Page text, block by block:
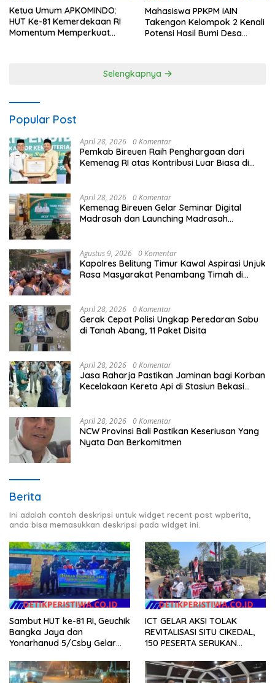
Ketua Umum APKOMINDO:
HUT Ke-81 Kemerdekaan RI
Momentum Memperkuat
Mahasiswa PPKPM IAIN
Takengon Kelompok 2 Kenali
Potensi Hasil Bumi Desa
Selengkapnya
Popular Post
April 28, 2026 0 Komentar
Pemkab Bireuen Raih Penghargaan dari
Kemenag RI atas Kontribusi Luar Biasa di
April 28, 2026 0 Komentar
Kemenag Bireuen Gelar Seminar Digital
Madrasah dan Launching Madrasah
Agustus 9, 2026 0 Komentar
Kapolres Belitung Timur Kawal Aspirasi Unjuk
Rasa Masyarakat Penambang Timah di
April 28, 2026 0 Komentar
Gerak Cepat Polisi Ungkap Peredaran Sabu
di Tanah Abang, 11 Paket Disita
April 28, 2026 0 Komentar
Jasa Raharja Pastikan Jaminan bagi Korban
Kecelakaan Kereta Api di Stasiun Bekasi
April 28, 2026 0 Komentar
NCW Provinsi Bali Pastikan Keseriusan Yang
Nyata Dan Berkomitmen
Berita
Ini adalah contoh deskripsi untuk widget recent post wpberita,
anda bisa memasukkan deskripsi pada widget ini.
Sambut HUT ke-81 RI, Geuchik
Bangka Jaya dan
Yonarhanud 5/Csby Gelar
Gerakan Indonesia Asri
ICT GELAR AKSI TOLAK
REVITALISASI SITU CIKEDAL,
150 PESERTA SERUKAN